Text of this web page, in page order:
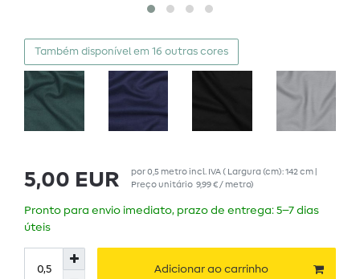
Também disponível em 16 outras cores
5,00 EUR por0,5 metroincl. IVA( Largura (cm): 142 cm |
Preço unitário 9,99 € / metro)
Pronto para envio imediato, prazo de entrega: 5–7 dias
úteis
Adicionar ao carrinho